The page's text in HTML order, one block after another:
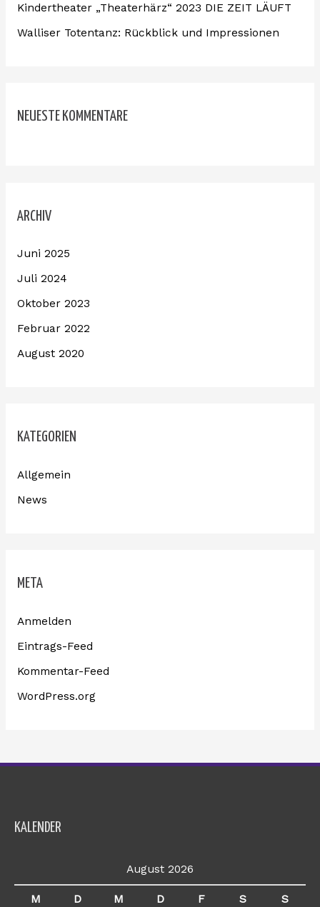
:Kindertheater „Theaterhärz“ 2023 DIE ZEIT LÄUFT
Walliser Totentanz: Rückblick und Impressionen
NEUESTE KOMMENTARE
ARCHIV
Juni 2025
Juli 2024
Oktober 2023
Februar 2022
August 2020
KATEGORIEN
Allgemein
News
META
Anmelden
Eintrags-Feed
Kommentar-Feed
WordPress.org
KALENDER
August 2026
M D M D F S S